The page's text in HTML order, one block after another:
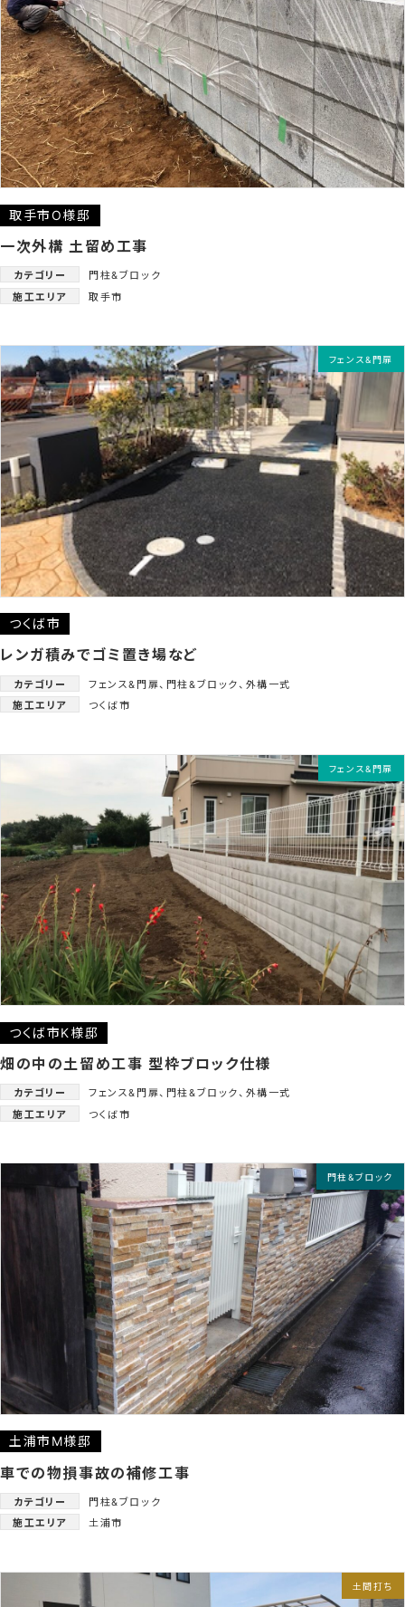
取手市O様邸
一次外構 土留め工事
カテゴリー
門柱&ブロック
施工エリア
取手市
フェンス&門扉
つくば市
レンガ積みでゴミ置き場など
カテゴリー フェンス&門扉、 門柱&ブロック、 外構一式
施工エリア
つくば市
フェンス&門扉
つくば市K様邸
畑の中の土留め工事 型枠ブロック仕様
カテゴリー フェンス&門扉、 門柱&ブロック、 外構一式
施工エリア
つくば市
門柱&ブロック
土浦市M様邸
車での物損事故の補修工事
カテゴリー
門柱&ブロック
施工エリア
土浦市
土間打ち